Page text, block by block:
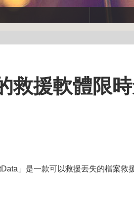
援軟體限時
」是一款可以救援丟失的檔案救